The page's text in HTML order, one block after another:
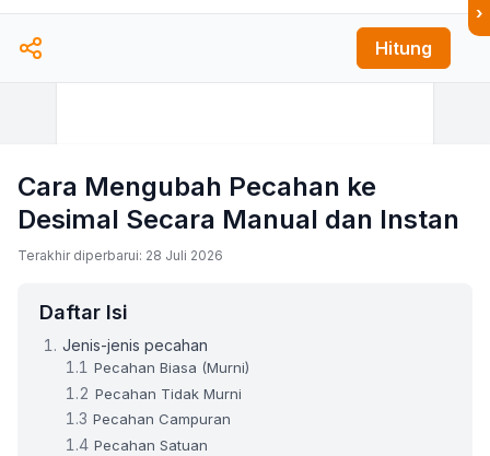
Hitung
›
Cara Mengubah Pecahan ke
Desimal Secara Manual dan Instan
Terakhir diperbarui: 28 Juli 2026
Daftar Isi
Jenis-jenis pecahan
Pecahan Biasa (Murni)
Pecahan Tidak Murni
Pecahan Campuran
Pecahan Satuan